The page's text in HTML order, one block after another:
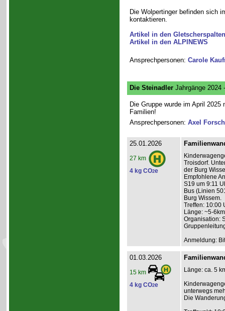
Die Wolpertinger befinden sich
kontaktieren.
Artikel in den Gletscherspalten
Artikel in den ALPINEWS
Ansprechpersonen: Carole
Die SteinadlerJahrgänge 2024
Die Gruppe wurde im April
Familien!
Ansprechpersonen: Axel Forsch
25.01.2026
27 km
4 kg CO2e
Troisdorf.
der Burg
Empfohlene
S19 um 9:11
Bus (Linien
Burg Wissem.
Treffen: 10:00
Länge: ~5-6km
Organisation:
Anmeldung:
01.03.2026
15 km
4 kg CO2e
Länge: ca. 5
unterwegs
Die